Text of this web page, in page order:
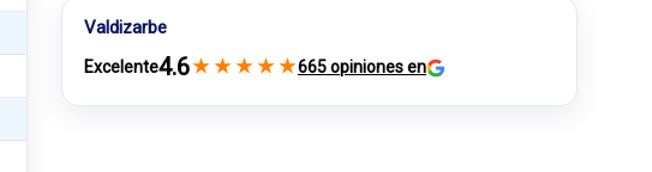
Valdizarbe
Excelente4.6★ ★ ★ ★ ★665 opiniones en